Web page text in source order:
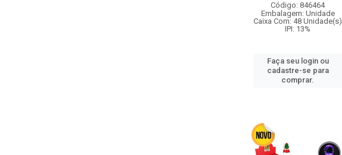
Código: 846464
Embalagem: Unidade
Caixa Com: 48 Unidade(s)
IPI: 13%
Faça seu login ou
cadastre-se para
comprar.